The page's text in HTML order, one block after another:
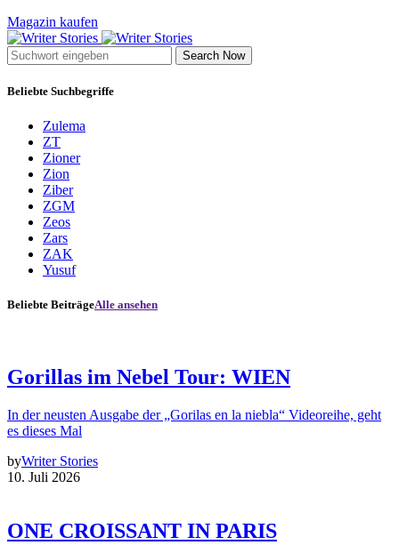
Magazin kaufen
Search Now
Beliebte Suchbegriffe
Zulema
ZT
Zioner
Zion
Ziber
ZGM
Zeos
Zars
ZAK
Yusuf
Beliebte BeiträgeAlle ansehen
Gorillas im Nebel Tour: WIEN
In der neusten Ausgabe der „Gorilas en la niebla“ Videoreihe, geht
es dieses Mal
byWriter Stories
10. Juli 2026
ONE CROISSANT IN PARIS